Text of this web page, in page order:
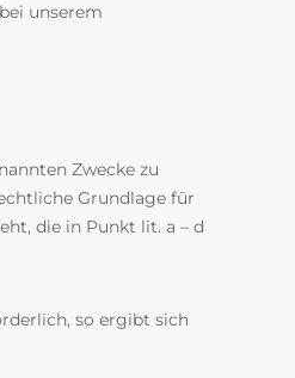
unserem
Zwecke zu
Grundlage für
die in Punkt lit. a – d
so ergibt sich